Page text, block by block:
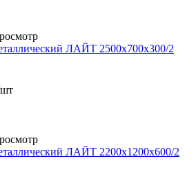
ЛАЙТ 2500x700x300/2
ЛАЙТ 2200x1200x600/2